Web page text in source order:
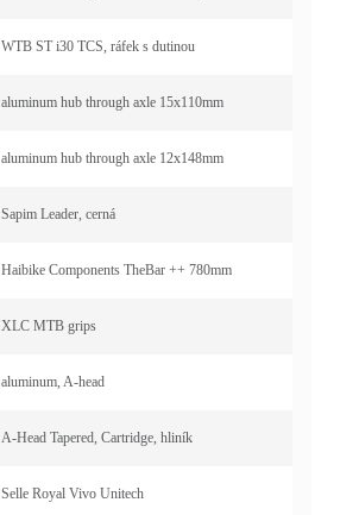
WTB ST i30 TCS, ráfek s dutinou
aluminum hub through axle 15x110mm
aluminum hub through axle 12x148mm
Sapim Leader, cerná
Haibike Components TheBar ++ 780mm
XLC MTB grips
aluminum, A-head
A-Head Tapered, Cartridge, hliník
Selle Royal Vivo Unitech